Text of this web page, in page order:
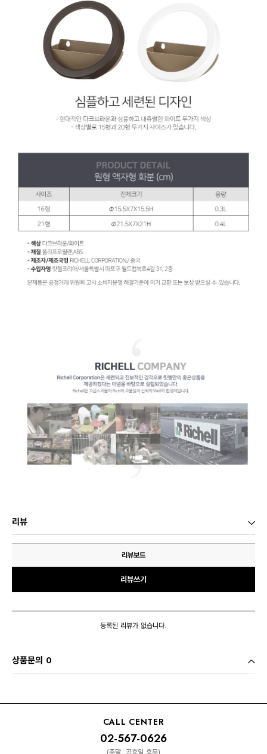
리뷰
리뷰보드
리뷰쓰기
등록된 리뷰가 없습니다.
상품문의 0
CALL CENTER
02-567-0626